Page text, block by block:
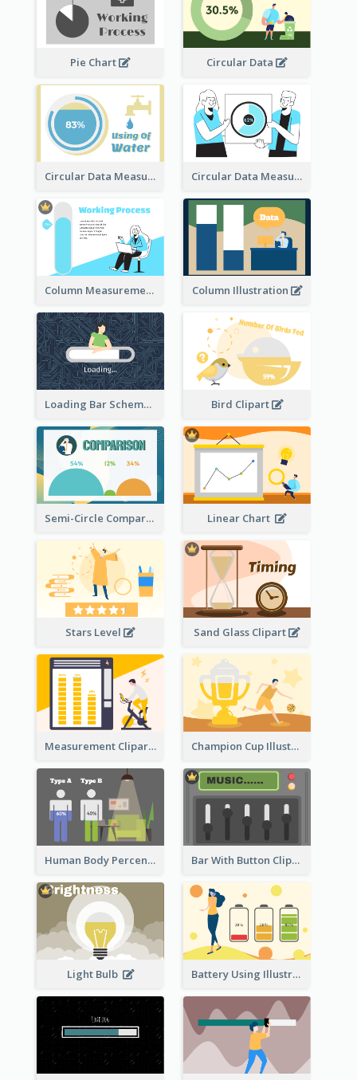
Pie Chart Circular Data
Circular Data Measurement Circular Data Measurement
Column Measurement clipart Column Illustration
Loading Bar Schematic Diagram Bird Clipart
Semi-Circle Comparison Linear Chart
Stars Level Sand Glass Clipart
Measurement Clipart Champion Cup Illustration
Human Body Percentage Comparison Bar With Button Clipart
Light Bulb Battery Using Illustration